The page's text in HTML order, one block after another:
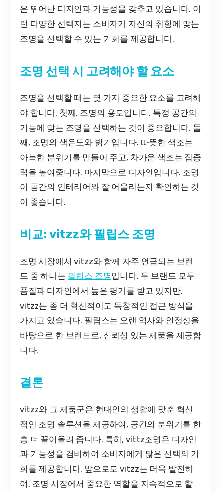
은 뛰어난 디자인과 기능성을 갖추고 있습니다. 이
런 다양한 선택지는 소비자가 자신의 취향에 맞는
조명을 선택할 수 있는 기회를 제공합니다.
조명 선택 시 고려해야 할 요소
조명을 선택할 때는 몇 가지 중요한 요소를 고려해
야 합니다. 첫째, 조명의 용도입니다. 특정 공간의
기능에 맞는 조명을 선택하는 것이 중요합니다. 둘
째, 조명의 색온도와 밝기입니다. 따뜻한 색조는
아늑한 분위기를 만들어 주고, 차가운 색조는 집중
력을 높여줍니다. 마지막으로 디자인입니다. 조명
이 공간의 인테리어와 잘 어울리는지 확인하는 것
이 좋습니다.
비교: vitzz와 필립스 조명
조명 시장에서 vitzz와 함께 자주 언급되는 브랜
드 중 하나는 필립스 조명입니다. 두 브랜드 모두
품질과 디자인에서 높은 평가를 받고 있지만,
vitzz는 좀 더 혁신적이고 독창적인 접근 방식을
가지고 있습니다. 필립스는 오랜 역사와 안정성을
바탕으로 한 브랜드로, 신뢰성 있는 제품을 제공합
니다.
결론
vitzz와 그 제품군은 현대인의 생활에 맞춘 혁신
적인 조명 솔루션을 제공하여, 공간의 분위기를 한
층 더 끌어올려 줍니다. 특히, vittz조명은 디자인
과 기능성을 겸비하여 소비자에게 많은 선택의 기
회를 제공합니다. 앞으로도 vitzz는 더욱 발전하
여, 조명 시장에서 중요한 역할을 지속적으로 할